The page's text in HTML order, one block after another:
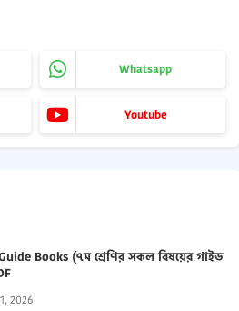
Whatsapp
Youtube
Books (৭ম শ্রেণির সকল বিষয়ের গাইড
2026